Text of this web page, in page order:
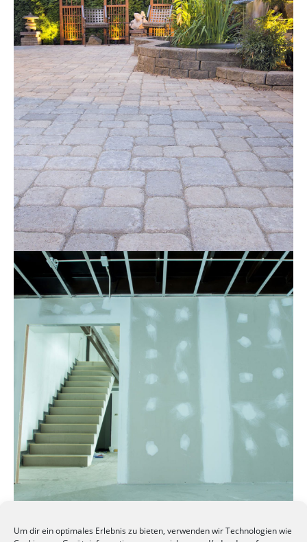
Um dir ein optimales Erlebnis zu bieten, verwenden wir Technologien wie